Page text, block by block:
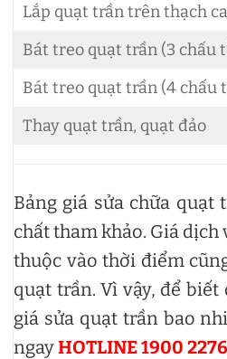
Lắp quạt trần trên thạch
Bát treo quạt trần (3 chấu
Bát treo quạt trần (4 chấu
Thay quạt trần, quạt đảo
Bảng giá sửa chữa
chất tham khảo. Giá dịch
thuộc vào thời điểm
quạt trần. Vì vậy, để biết
giá sửa quạt trần bao
ngayHOTLINE 1900 2276